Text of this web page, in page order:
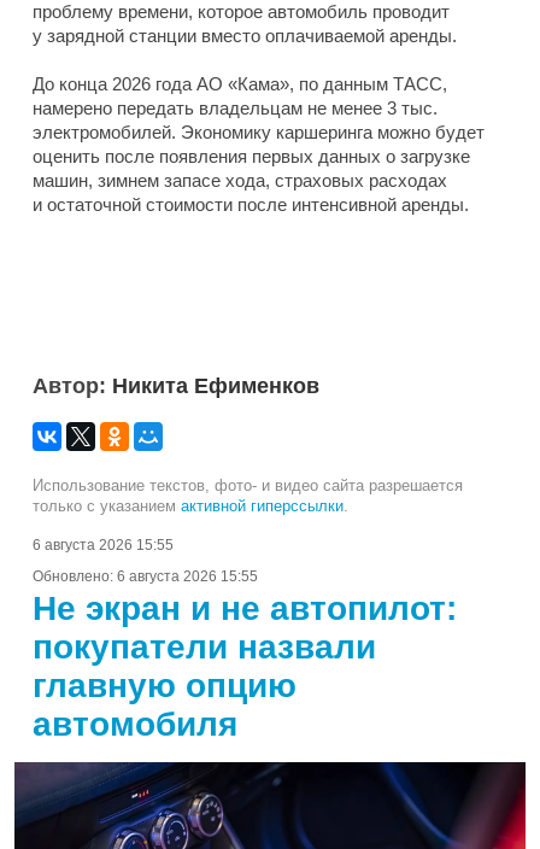
проблему времени, которое автомобиль проводит
у зарядной станции вместо оплачиваемой аренды.
До конца 2026 года АО «Кама», по данным ТАСС,
намерено передать владельцам не менее 3 тыс.
электромобилей. Экономику каршеринга можно будет
оценить после появления первых данных о загрузке
машин, зимнем запасе хода, страховых расходах
и остаточной стоимости после интенсивной аренды.
Автор: Никита Ефименков
Использование текстов, фото- и видео сайта разрешается
только с указанием активной гиперссылки.
6 августа 2026 15:55
Обновлено: 6 августа 2026 15:55
Не экран и не автопилот:
покупатели назвали
главную опцию
автомобиля